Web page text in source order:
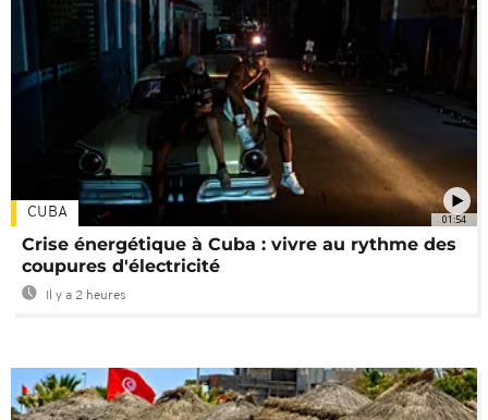
01:54
CUBA
Crise énergétique à Cuba : vivre au rythme des
coupures d'électricité
Il y a 2 heures